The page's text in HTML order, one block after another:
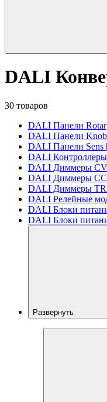
DALI
30 товаров
DALI Панели
DALI Панели
DALI Панели
DALI Контроллеры
DALI Диммеры
DALI Диммеры
DALI Диммеры
DALI Релейные
DALI Блоки
DALI Блоки
Развернуть